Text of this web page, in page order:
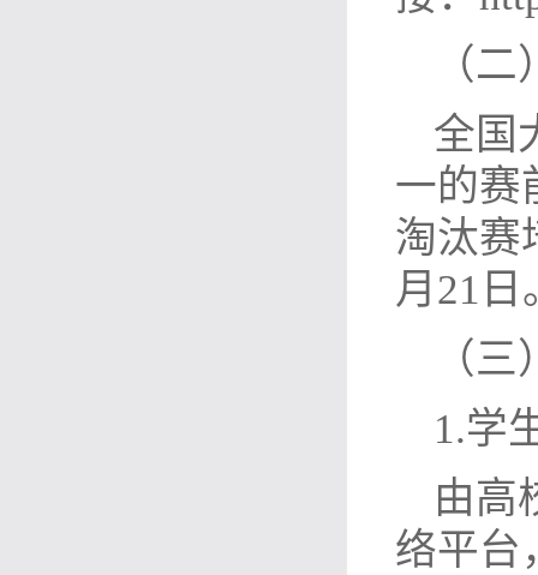
（
全国
一的赛
淘汰赛
月21
（
1.学
由高
络平台